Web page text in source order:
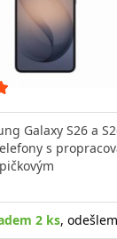
Galaxy S26 a
s
2 ks,